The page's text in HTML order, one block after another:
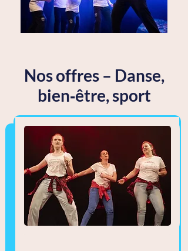
Nos offres – Danse,
bien‑être, sport